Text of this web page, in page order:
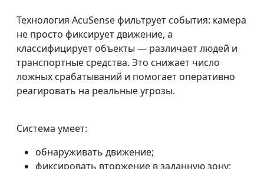
Технология AcuSense фильтрует события: камера
не просто фиксирует движение, а
классифицирует объекты — различает людей и
транспортные средства. Это снижает число
ложных срабатываний и помогает оперативно
реагировать на реальные угрозы.
Система умеет:
обнаруживать движение;
фиксировать вторжение в заданную зону;